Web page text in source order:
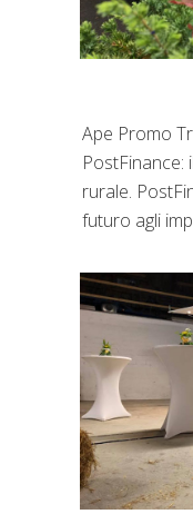
Ape Promo
rurale.
futuro agli